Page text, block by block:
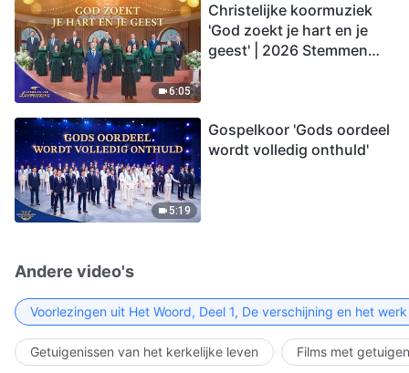
6:05
Christelijke koormuziek
'God zoekt je hart en je
geest' | 2026 Stemmen
5:19
Gospelkoor 'Gods oordeel
wordt volledig onthuld'
Andere video's
Voorlezingen uit Het Woord, Deel 1, De verschijning en het
Getuigenissen van het kerkelijke leven Films met